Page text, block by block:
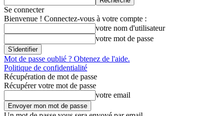
Se connecter
Bienvenue ! Connectez-vous à votre compte :
votre nom d'utilisateur
votre mot de passe
Mot de passe oublié ? Obtenez de l'aide.
Politique de confidentialité
Récupération de mot de passe
Récupérer votre mot de passe
votre email